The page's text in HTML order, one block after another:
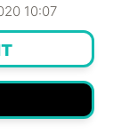
10:07